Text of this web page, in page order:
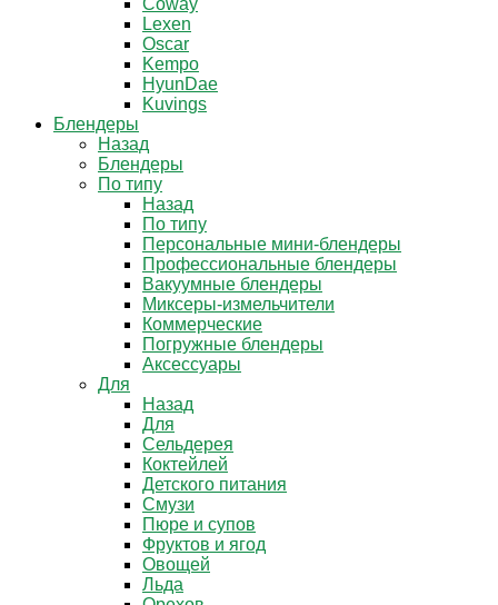
Coway
Lexen
Oscar
Kempo
HyunDae
Kuvings
Блендеры
Назад
Блендеры
По типу
Назад
По типу
Персональные мини-блендеры
Профессиональные блендеры
Вакуумные блендеры
Миксеры-измельчители
Коммерческие
Погружные блендеры
Аксессуары
Для
Назад
Для
Сельдерея
Коктейлей
Детского питания
Смузи
Пюре и супов
Фруктов и ягод
Овощей
Льда